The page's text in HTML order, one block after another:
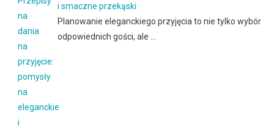
i smaczne przekąski
Planowanie eleganckiego przyjęcia to nie tylko wybór
odpowiednich gości, ale …